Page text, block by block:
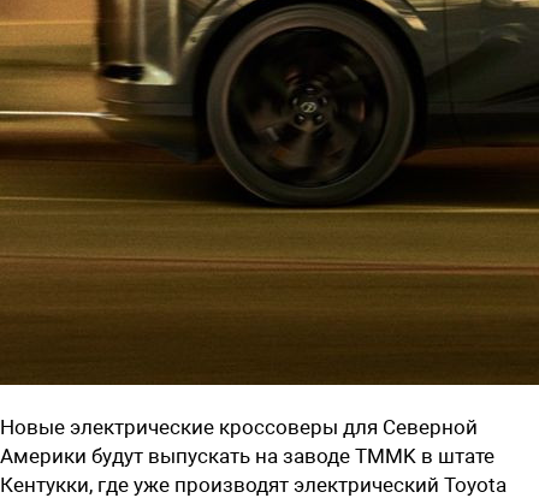
Новые электрические кроссоверы для Северной
Америки будут выпускать на заводе TMMK в штате
Кентукки, где уже производят электрический Toyota